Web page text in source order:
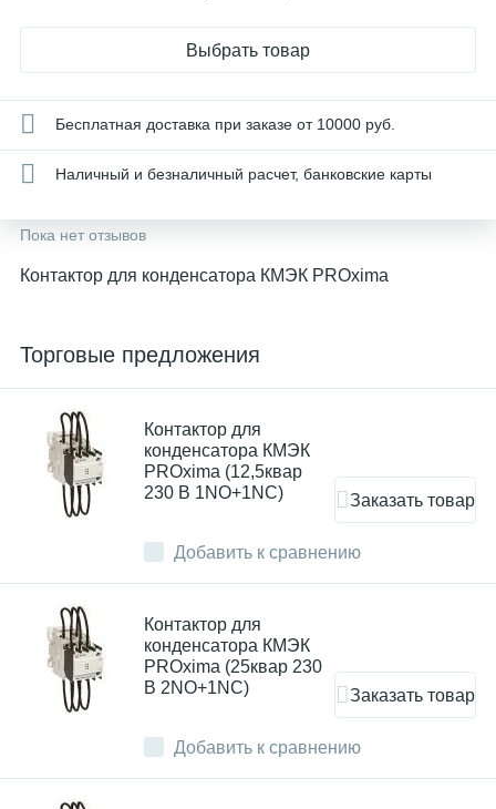
Выбрать товар
Бесплатная доставка при заказе от 10000 руб.
Наличный и безналичный расчет, банковские карты
Пока нет отзывов
Контактор для конденсатора КМЭК PROxima
Торговые предложения
Добавить к сравнению
Контактор для
конденсатора КМЭК
PROxima (12,5квар
230 В 1NO+1NC)
Заказать товар
Добавить к сравнению
Контактор для
конденсатора КМЭК
PROxima (25квар 230
В 2NO+1NC)
Заказать товар